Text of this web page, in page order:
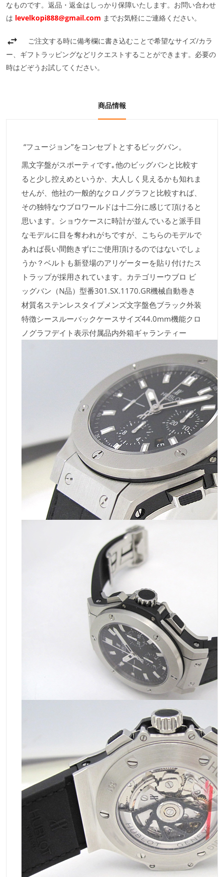
なものです。返品・返金はしっかり保障いたします。お問い合わせ
は levelkopi888@gmail.com までお気軽にご連絡ください。
ご注文する時に備考欄に書き込むことで希望なサイズ/カラ
ー、ギフトラッピングなどリクエストすることができます。必要の
時はどぞうお試してください。
商品情報
“フュージョン”をコンセプトとするビッグバン。
黒文字盤がスポーティです｡他のビッグバンと比較す
ると少し控えめというか、大人しく見えるかも知れま
せんが、他社の一般的なクロノグラフと比較すれば、
その独特なウブロワールドは十二分に感じて頂けると
思います。ショウケースに時計が並んでいると派手目
なモデルに目を奪われがちですが、こちらのモデルで
あれば長い間飽きずにご使用頂けるのではないでしょ
うか？ベルトも新登場のアリゲーターを貼り付けたス
トラップが採用されています。カテゴリーウブロ ビ
ッグバン（N品）型番301.SX.1170.GR機械自動巻き
材質名ステンレスタイプメンズ文字盤色ブラック外装
特徴シースルーバックケースサイズ44.0mm機能クロ
ノグラフデイト表示付属品内外箱ギャランティー